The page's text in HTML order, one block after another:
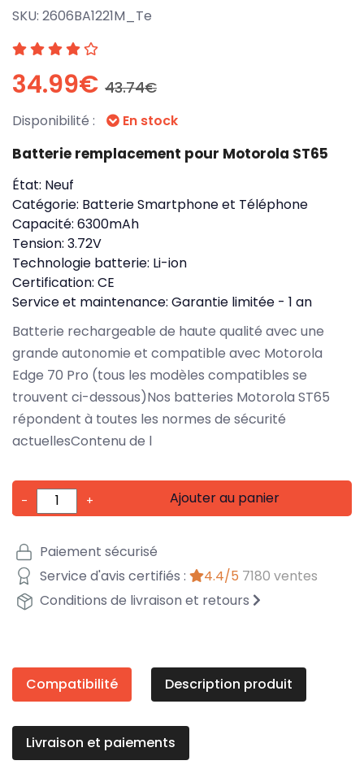
SKU: 2606BA1221M_Te
34.99€ 43.74€
Disponibilité : En stock
Batterie remplacement pour Motorola ST65
État: Neuf
Catégorie: Batterie Smartphone et Téléphone
Capacité: 6300mAh
Tension: 3.72V
Technologie batterie: Li-ion
Certification: CE
Service et maintenance: Garantie limitée - 1 an
Batterie rechargeable de haute qualité avec une
grande autonomie et compatible avec Motorola
Edge 70 Pro (tous les modèles compatibles se
trouvent ci-dessous)Nos batteries Motorola ST65
répondent à toutes les normes de sécurité
actuellesContenu de l
- + Ajouter au panier
Paiement sécurisé
Service d'avis certifiés :
4.4/5 7180 ventes
Conditions de livraison et retours
Compatibilité Description produit
Livraison et paiements